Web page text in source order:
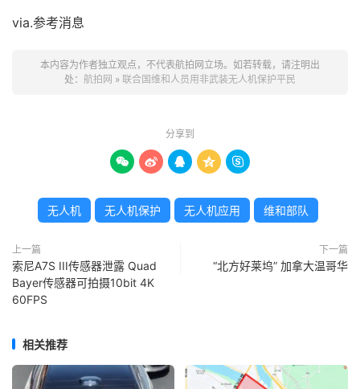
via.参考消息
本内容为作者独立观点，不代表航拍网立场。如若转载，请注明出
处： 航拍网 » 联合国维和人员用非武装无人机保护平民
分享到
    
无人机 无人机保护 无人机应用 维和部队
上一篇
索尼A7S III传感器泄露 Quad
Bayer传感器可拍摄10bit 4K
60FPS
下一篇
“北方好莱坞” 加拿大温哥华
相关推荐